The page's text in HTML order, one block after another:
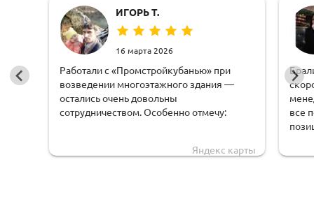
ИГОРЬ Т.
16 марта 2026
Работали с «Промстройкубанью» при
возведении многоэтажного здания —
остались очень довольны
сотрудничеством. Особенно отмечу:
Яндекс карты
все